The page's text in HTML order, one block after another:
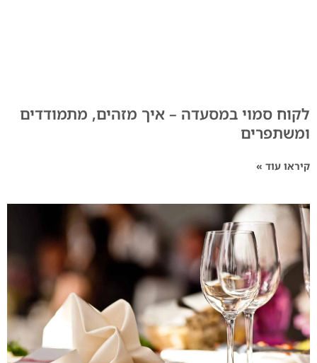
לקוח סמוי במסעדה – איך מזהים, מתמודדים
ומשתפרים
קיראו עוד »